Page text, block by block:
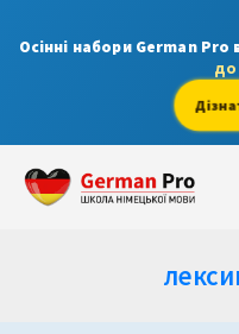
Осінні набори German Pro
до